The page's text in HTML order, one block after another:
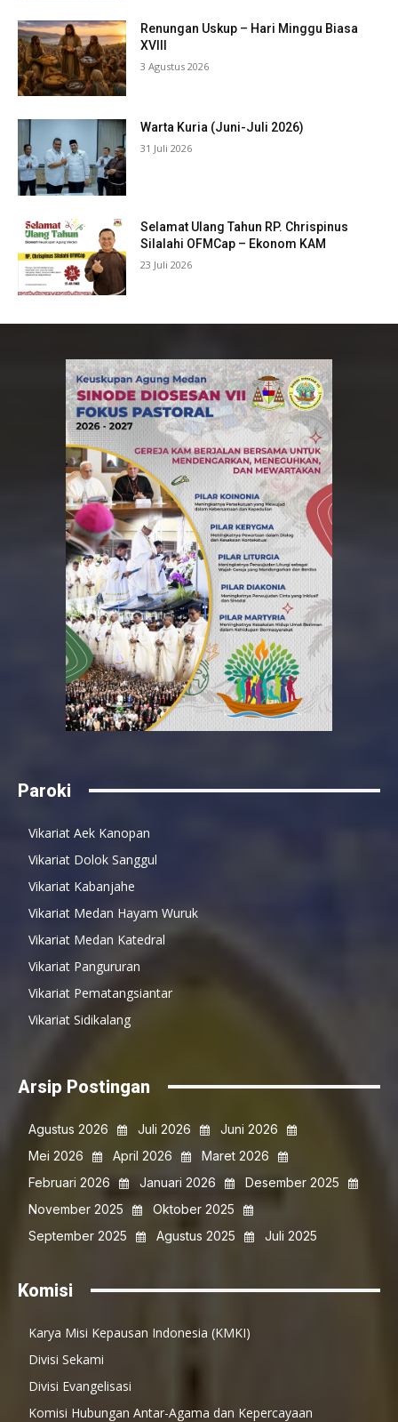
Renungan Uskup – Hari Minggu Biasa
XVIII
3 Agustus 2026
Warta Kuria (Juni-Juli 2026)
31 Juli 2026
Selamat Ulang Tahun RP. Chrispinus
Silalahi OFMCap – Ekonom KAM
23 Juli 2026
Paroki
Vikariat Aek Kanopan
Vikariat Dolok Sanggul
Vikariat Kabanjahe
Vikariat Medan Hayam Wuruk
Vikariat Medan Katedral
Vikariat Pangururan
Vikariat Pematangsiantar
Vikariat Sidikalang
Arsip Postingan
Agustus 2026 Juli 2026
Juni 2026
Mei 2026
April 2026
Maret 2026
Februari 2026
Januari 2026
Desember 2025
November 2025
Oktober 2025
September 2025
Agustus 2025 Juli 2025
Komisi
Karya Misi Kepausan Indonesia (KMKI)
Divisi Sekami
Divisi Evangelisasi
Komisi Hubungan Antar-Agama dan Kepercayaan